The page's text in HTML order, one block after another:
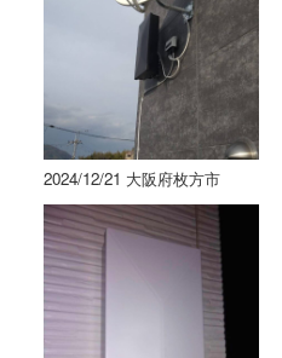
2024/12/21 大阪府枚方市